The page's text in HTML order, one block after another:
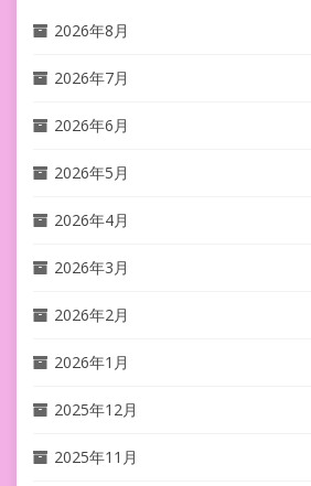
2026年8月
2026年7月
2026年6月
2026年5月
2026年4月
2026年3月
2026年2月
2026年1月
2025年12月
2025年11月